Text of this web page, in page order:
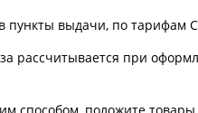
пункты выдачи, по тарифам
рассчитывается при